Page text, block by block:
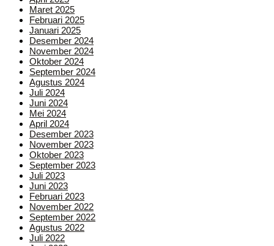
Maret 2025
Februari 2025
Januari 2025
Desember 2024
November 2024
Oktober 2024
September 2024
Agustus 2024
Juli 2024
Juni 2024
Mei 2024
April 2024
Desember 2023
November 2023
Oktober 2023
September 2023
Juli 2023
Juni 2023
Februari 2023
November 2022
September 2022
Agustus 2022
Juli 2022